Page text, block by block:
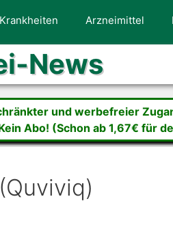
Krankheiten Arzneimittel
News
und werbefreier
Abo! (Schon ab 1,67€ für